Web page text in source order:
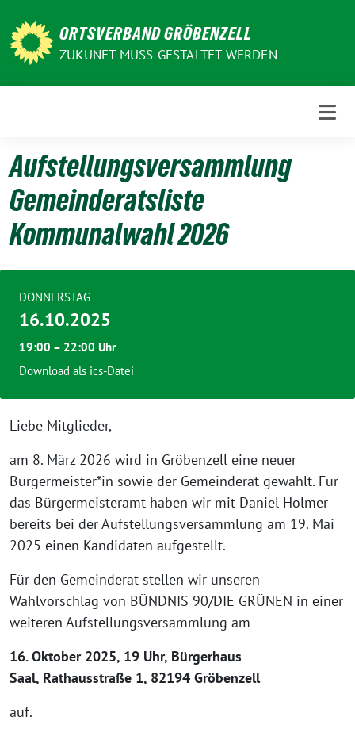
zum
Inhalt
ORTSVERBAND GRÖBENZELL
ZUKUNFT MUSS GESTALTET WERDEN
Aufstellungsversammlung
Gemeinderatsliste
Kommunalwahl 2026
Liebe Mitglieder,
am 8. März 2026 wird in Gröbenzell eine neuer
Bürgermeister*in sowie der Gemeinderat gewählt. Für
das Bürgermeisteramt haben wir mit Daniel Holmer
bereits bei der Aufstellungsversammlung am 19. Mai
2025 einen Kandidaten aufgestellt.
Für den Gemeinderat stellen wir unseren
Wahlvorschlag von BÜNDNIS 90/DIE GRÜNEN in einer
weiteren Aufstellungsversammlung am
16. Oktober 2025, 19 Uhr, Bürgerhaus
Saal, Rathausstraße 1, 82194 Gröbenzell
auf.
DONNERSTAG
16.10.2025
19:00 – 22:00 Uhr
Download als ics-Datei